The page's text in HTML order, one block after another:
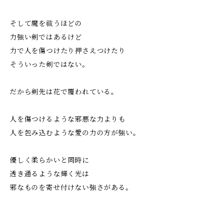
そして魔を祓うほどの
力強い剣ではあるけど
力で人を傷つけたり押さえつけたり
そういった剣ではない。
だから剣先は花で覆われている。
人を傷つけるような邪悪な力よりも
人を包み込むような愛の力の方が強い。
優しく柔らかいと同時に
透き通るような輝く光は
邪なものを寄せ付けない強さがある。